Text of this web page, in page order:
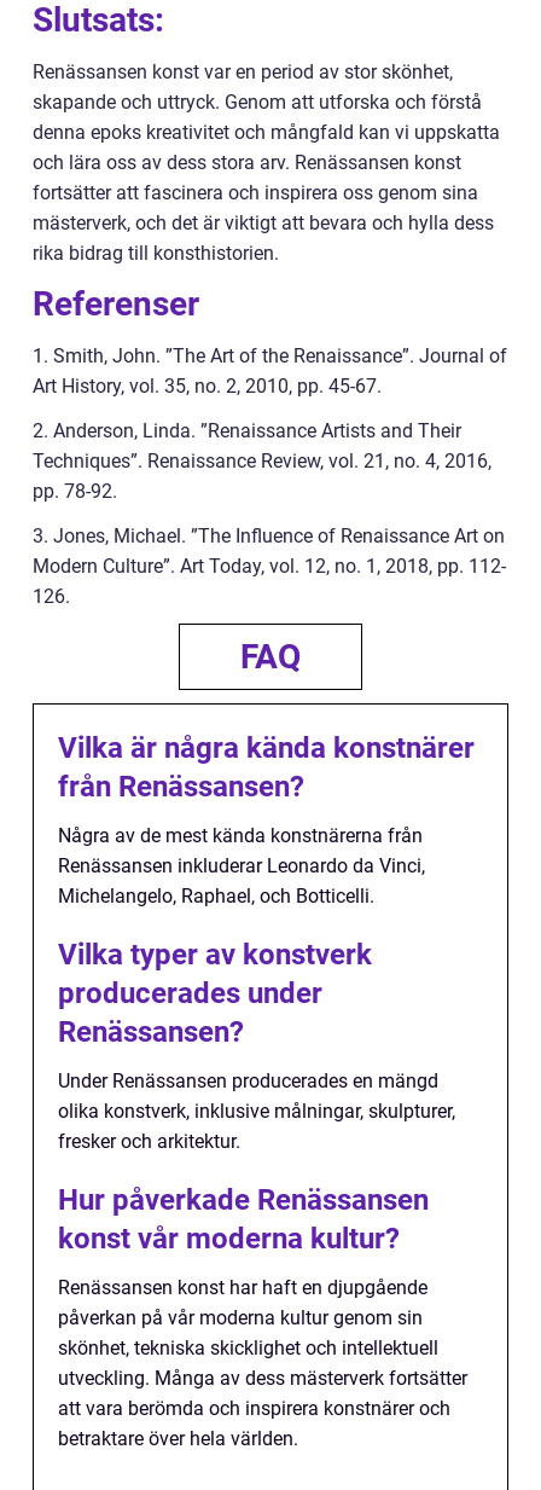
Slutsats:
Renässansen konst var en period av stor skönhet,
skapande och uttryck. Genom att utforska och förstå
denna epoks kreativitet och mångfald kan vi uppskatta
och lära oss av dess stora arv. Renässansen konst
fortsätter att fascinera och inspirera oss genom sina
mästerverk, och det är viktigt att bevara och hylla dess
rika bidrag till konsthistorien.
Referenser
1. Smith, John. ”The Art of the Renaissance”. Journal of
Art History, vol. 35, no. 2, 2010, pp. 45-67.
2. Anderson, Linda. ”Renaissance Artists and Their
Techniques”. Renaissance Review, vol. 21, no. 4, 2016,
pp. 78-92.
3. Jones, Michael. ”The Influence of Renaissance Art on
Modern Culture”. Art Today, vol. 12, no. 1, 2018, pp. 112-
126.
FAQ
Vilka är några kända konstnärer
från Renässansen?
Några av de mest kända konstnärerna från
Renässansen inkluderar Leonardo da Vinci,
Michelangelo, Raphael, och Botticelli.
Vilka typer av konstverk
producerades under
Renässansen?
Under Renässansen producerades en mängd
olika konstverk, inklusive målningar, skulpturer,
fresker och arkitektur.
Hur påverkade Renässansen
konst vår moderna kultur?
Renässansen konst har haft en djupgående
påverkan på vår moderna kultur genom sin
skönhet, tekniska skicklighet och intellektuell
utveckling. Många av dess mästerverk fortsätter
att vara berömda och inspirera konstnärer och
betraktare över hela världen.